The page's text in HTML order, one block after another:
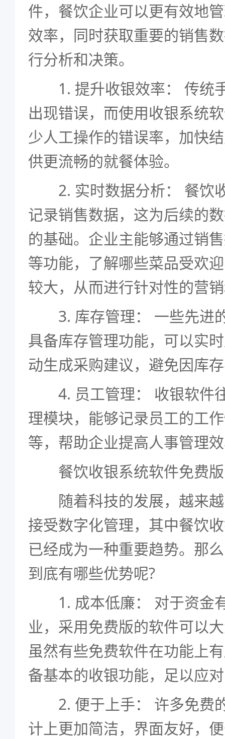
件，餐饮企业可以更有效地
效率，同时获取重要的销售
行分析和决策。
1. 提升收银效率： 传统
出现错误，而使用收银系统
少人工操作的错误率，加快
供更流畅的就餐体验。
2. 实时数据分析： 餐饮
记录销售数据，这为后续的
的基础。企业主能够通过销
等功能，了解哪些菜品受欢
较大，从而进行针对性的营
3. 库存管理： 一些先进
具备库存管理功能，可以实
动生成采购建议，避免因库
4. 员工管理： 收银软件
理模块，能够记录员工的工
等，帮助企业提高人事管理
餐饮收银系统软件免费版
随着科技的发展，越来越
接受数字化管理，其中餐饮
已经成为一种重要趋势。那
到底有哪些优势呢?
1. 成本低廉： 对于资金
业，采用免费版的软件可以
虽然有些免费软件在功能上
备基本的收银功能，足以应
2. 便于上手： 许多免费
计上更加简洁，界面友好，